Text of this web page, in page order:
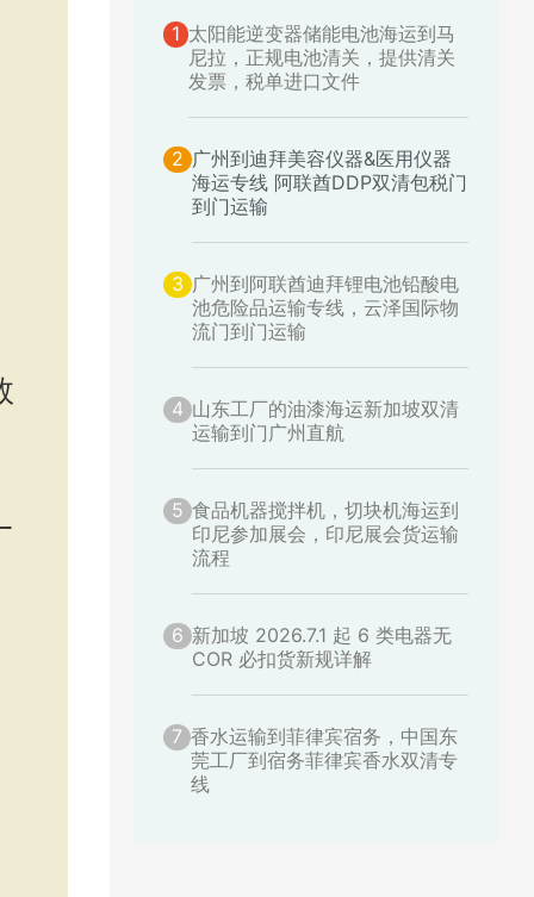
1 太阳能逆变器储能电池海运到马
尼拉，正规电池清关，提供清关
发票，税单进口文件
2 广州到迪拜美容仪器&医用仪器
海运专线 阿联酋DDP双清包税门
到门运输
3 广州到阿联酋迪拜锂电池铅酸电
池危险品运输专线，云泽国际物
流门到门运输
4 山东工厂的油漆海运新加坡双清
运输到门广州直航
5 食品机器搅拌机，切块机海运到
印尼参加展会，印尼展会货运输
流程
6 新加坡 2026.7.1 起 6 类电器无
COR 必扣货新规详解
7 香水运输到菲律宾宿务，中国东
莞工厂到宿务菲律宾香水双清专
线